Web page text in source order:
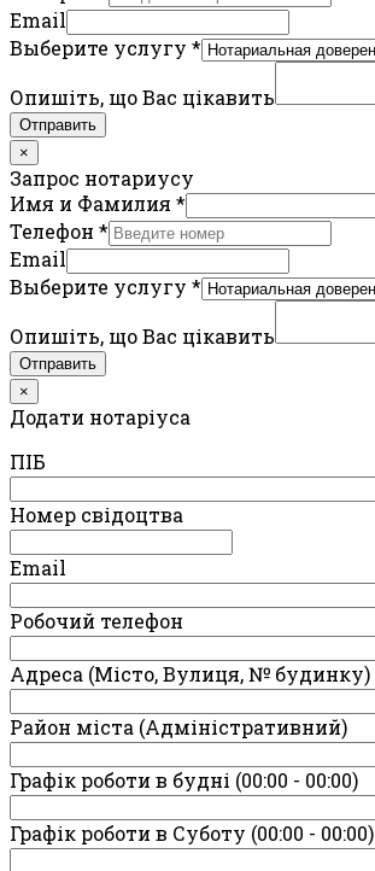
Email
Выберите услугу *
Опишіть, що Вас цікавить
Отправить
×
Запрос нотариусу
Имя и Фамилия *
Телефон *
Email
Выберите услугу *
Опишіть, що Вас цікавить
Отправить
×
Додати нотаріуса
ПIБ
Номер свідоцтва
Email
Робочий телефон
Адреса (Місто, Вулиця, № будинку)
Район міста (Адміністративний)
Графік роботи в будні (00:00 - 00:00)
Графік роботи в Суботу (00:00 - 00:00)